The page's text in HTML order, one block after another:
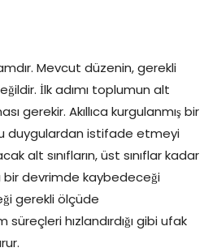
Mevcut düzenin, gerekli
İlk adımı toplumun alt
gerekir. Akıllıca kurgulanmış bir
duygulardan istifade etmeyi
alt sınıfların, üst sınıflar kadar
bir devrimde kaybedeceği
gerekli ölçüde
hızlandırdığı gibi ufak